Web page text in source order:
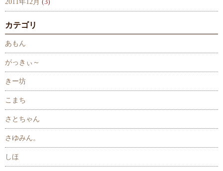
2011年12月 (3)
カテゴリ
あもん
がっきぃ～
きー坊
こまち
さとちゃん
さゆみん。
しほ